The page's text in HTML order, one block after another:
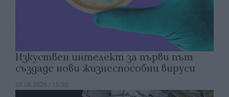
Изкуствен интелект за първи път
създаде нови жизнеспособни вируси
07.08.2026 / 15:30